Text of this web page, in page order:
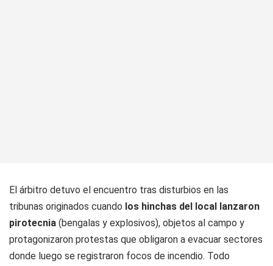
El árbitro detuvo el encuentro tras disturbios en las
tribunas originados cuando los hinchas del local lanzaron
pirotecnia (bengalas y explosivos), objetos al campo y
protagonizaron protestas que obligaron a evacuar sectores
donde luego se registraron focos de incendio. Todo